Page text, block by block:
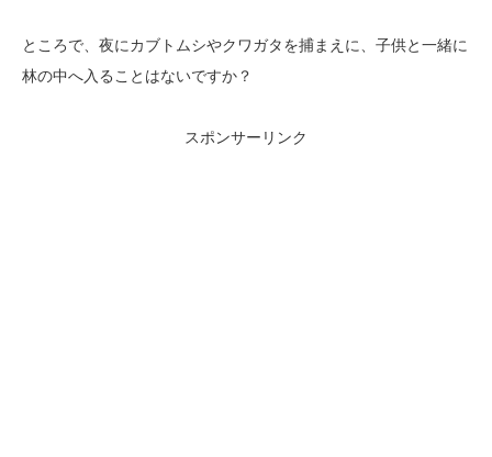
ところで、夜にカブトムシやクワガタを捕まえに、子供と一緒に
林の中へ入ることはないですか？
スポンサーリンク